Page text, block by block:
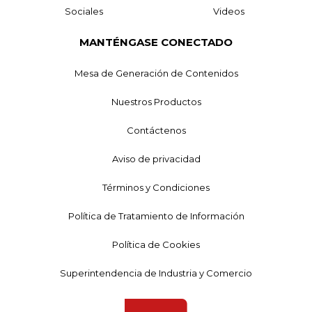
Sociales Videos
MANTÉNGASE CONECTADO
Mesa de Generación de Contenidos
Nuestros Productos
Contáctenos
Aviso de privacidad
Términos y Condiciones
Política de Tratamiento de Información
Política de Cookies
Superintendencia de Industria y Comercio